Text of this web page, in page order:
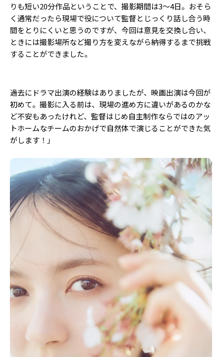
りも短い20分作品ということで、撮影期間は3〜4日。おそら
く通常だったら現場で役について監督とじっくり話し合う時
間をとりにくいと思うのですが、今回は意見を交換し合い、
ときには撮影場所など撮り方を変えながら納得するまで挑戦
することができました。
過去にドラマ出演の経験はありましたが、映画出演は今回が
初めて。撮影に入る前は、現場の進め方に違いがあるのかな
ど不安もあったけれど、監督はじめ自主制作ならではのアッ
トホームなチームのおかげで自然体で演じることができた気
がします！」